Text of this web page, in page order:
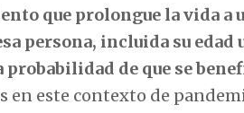
que prolongue la vida a
persona, incluida su
de que se
en este contexto de